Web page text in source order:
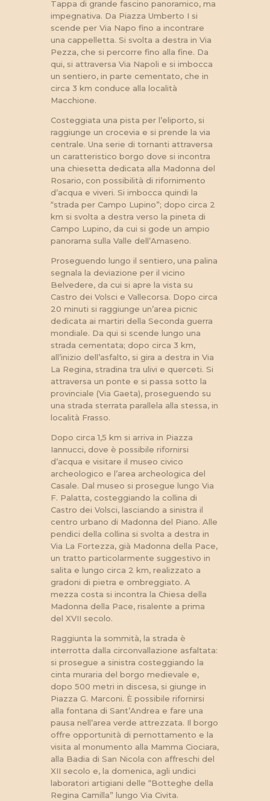
Tappa di grande fascino panoramico, ma
impegnativa. Da Piazza Umberto I si
scende per Via Napo fino a incontrare
una cappelletta. Si svolta a destra in Via
Pezza, che si percorre fino alla fine. Da
qui, si attraversa Via Napoli e si imbocca
un sentiero, in parte cementato, che in
circa 3 km conduce alla località
Macchione.
Costeggiata una pista per l’eliporto, si
raggiunge un crocevia e si prende la via
centrale. Una serie di tornanti attraversa
un caratteristico borgo dove si incontra
una chiesetta dedicata alla Madonna del
Rosario, con possibilità di rifornimento
d’acqua e viveri. Si imbocca quindi la
“strada per Campo Lupino”; dopo circa 2
km si svolta a destra verso la pineta di
Campo Lupino, da cui si gode un ampio
panorama sulla Valle dell’Amaseno.
Proseguendo lungo il sentiero, una palina
segnala la deviazione per il vicino
Belvedere, da cui si apre la vista su
Castro dei Volsci e Vallecorsa. Dopo circa
20 minuti si raggiunge un’area picnic
dedicata ai martiri della Seconda guerra
mondiale. Da qui si scende lungo una
strada cementata; dopo circa 3 km,
all’inizio dell’asfalto, si gira a destra in Via
La Regina, stradina tra ulivi e querceti. Si
attraversa un ponte e si passa sotto la
provinciale (Via Gaeta), proseguendo su
una strada sterrata parallela alla stessa, in
località Frasso.
Dopo circa 1,5 km si arriva in Piazza
Iannucci, dove è possibile rifornirsi
d’acqua e visitare il museo civico
archeologico e l’area archeologica del
Casale. Dal museo si prosegue lungo Via
F. Palatta, costeggiando la collina di
Castro dei Volsci, lasciando a sinistra il
centro urbano di Madonna del Piano. Alle
pendici della collina si svolta a destra in
Via La Fortezza, già Madonna della Pace,
un tratto particolarmente suggestivo in
salita e lungo circa 2 km, realizzato a
gradoni di pietra e ombreggiato. A
mezza costa si incontra la Chiesa della
Madonna della Pace, risalente a prima
del XVII secolo.
Raggiunta la sommità, la strada è
interrotta dalla circonvallazione asfaltata:
si prosegue a sinistra costeggiando la
cinta muraria del borgo medievale e,
dopo 500 metri in discesa, si giunge in
Piazza G. Marconi. È possibile rifornirsi
alla fontana di Sant’Andrea e fare una
pausa nell’area verde attrezzata. Il borgo
offre opportunità di pernottamento e la
visita al monumento alla Mamma Ciociara,
alla Badia di San Nicola con affreschi del
XII secolo e, la domenica, agli undici
laboratori artigiani delle “Botteghe della
Regina Camilla” lungo Via Civita.